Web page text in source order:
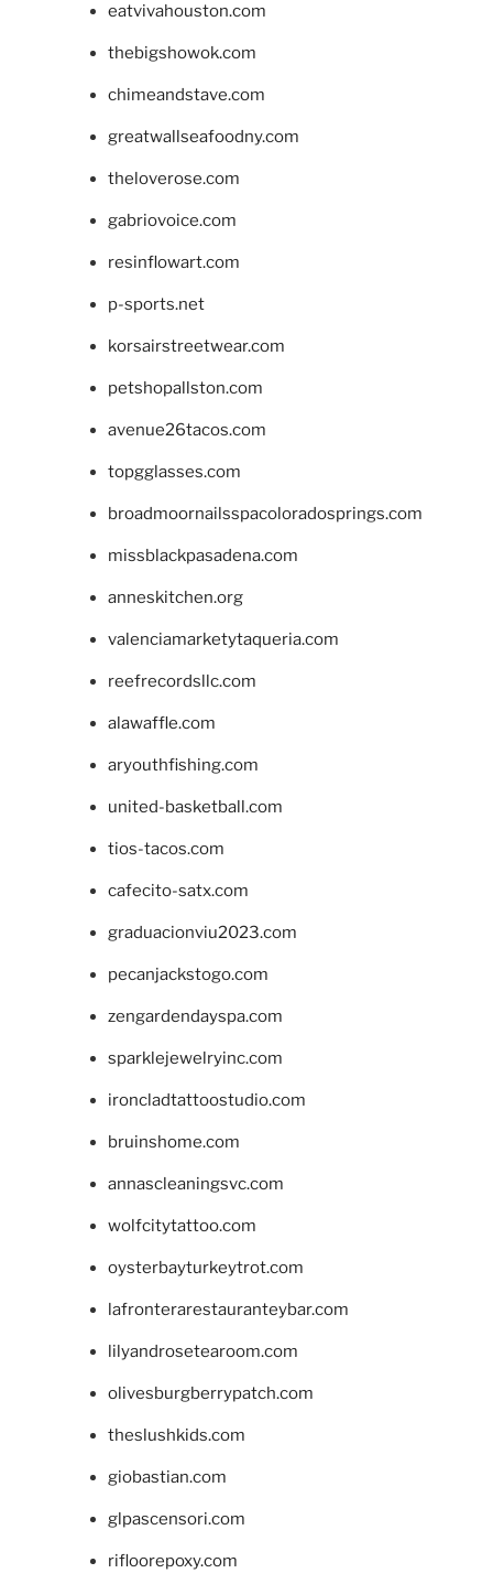
eatvivahouston.com
thebigshowok.com
chimeandstave.com
greatwallseafoodny.com
theloverose.com
gabriovoice.com
resinflowart.com
p-sports.net
korsairstreetwear.com
petshopallston.com
avenue26tacos.com
topgglasses.com
broadmoornailsspacoloradosprings.com
missblackpasadena.com
anneskitchen.org
valenciamarketytaqueria.com
reefrecordsllc.com
alawaffle.com
aryouthfishing.com
united-basketball.com
tios-tacos.com
cafecito-satx.com
graduacionviu2023.com
pecanjackstogo.com
zengardendayspa.com
sparklejewelryinc.com
ironcladtattoostudio.com
bruinshome.com
annascleaningsvc.com
wolfcitytattoo.com
oysterbayturkeytrot.com
lafronterarestauranteybar.com
lilyandrosetearoom.com
olivesburgberrypatch.com
theslushkids.com
giobastian.com
glpascensori.com
rifloorepoxy.com